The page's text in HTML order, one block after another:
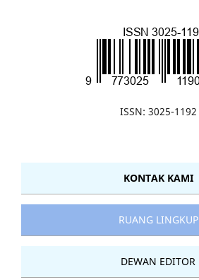
ISSN: 3025-1192
KONTAK KAMI
RUANG LINGKUP
DEWAN EDITOR